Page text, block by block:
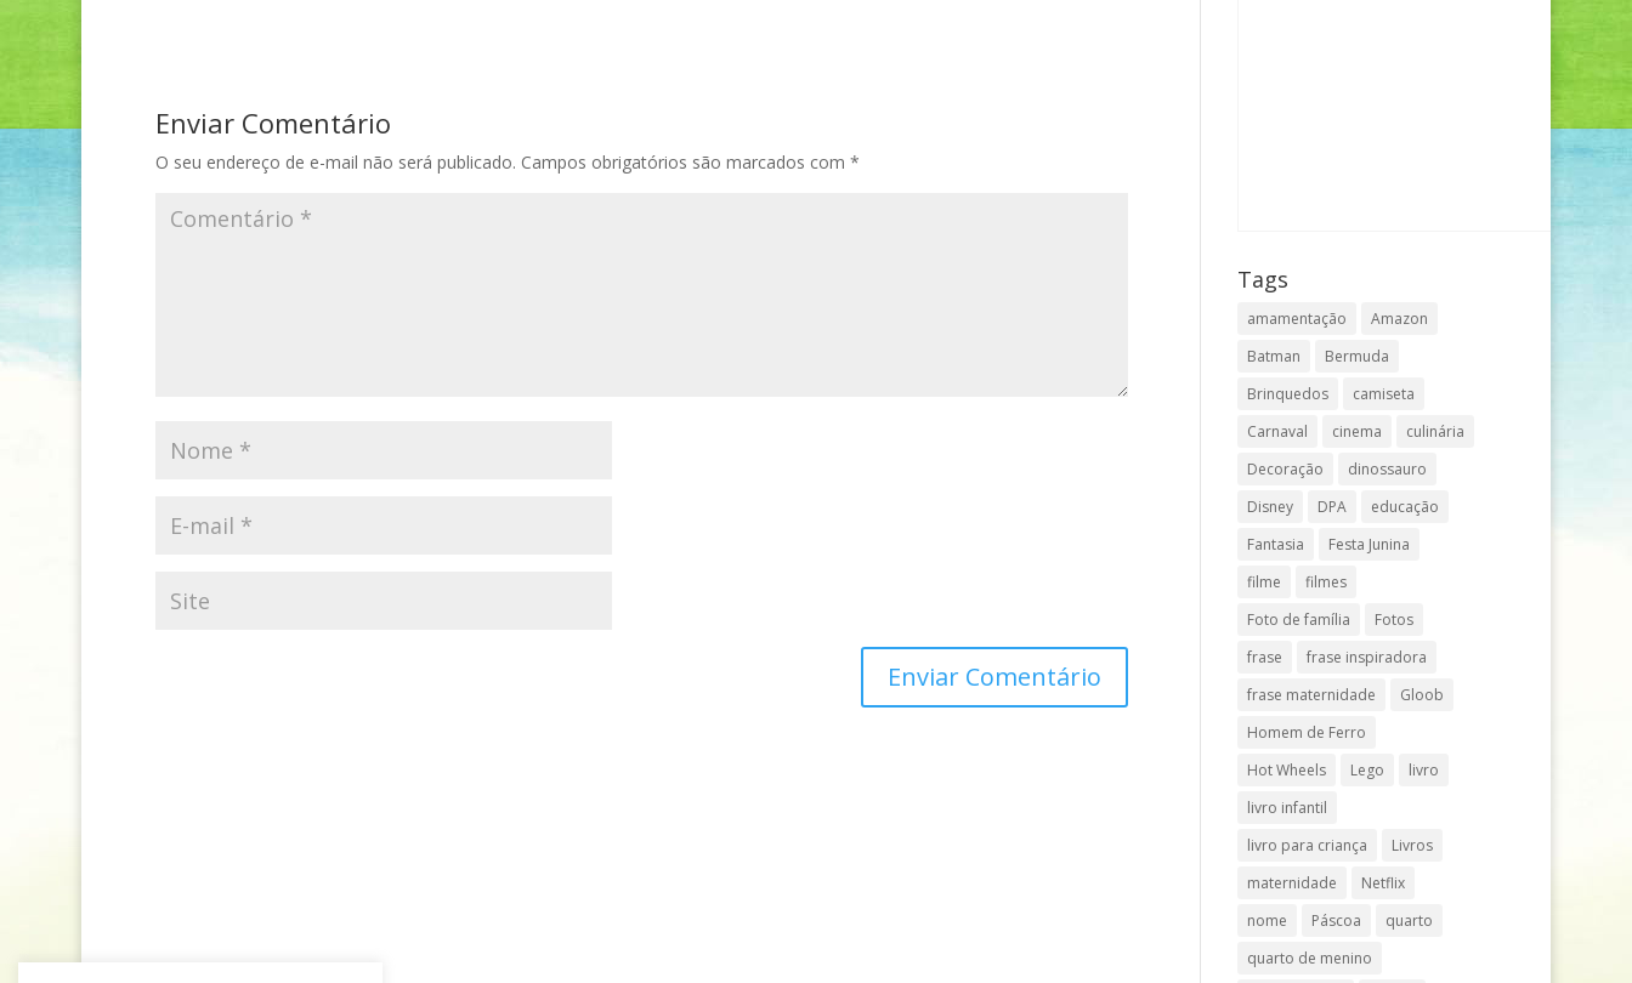
Enviar Comentário
O seu endereço de e-mail não será publicado. Campos obrigatórios são marcados com *
Tags
amamentação
Amazon
Batman
Bermuda
Brinquedos
camiseta
Carnaval
cinema
culinária
Decoração
dinossauro
Disney
DPA
educação
Fantasia
Festa Junina
filme
filmes
Foto de família
Fotos
frase
frase inspiradora
frase maternidade
Gloob
Homem de Ferro
Hot Wheels
Lego
livro
livro infantil
livro para criança
Livros
maternidade
Netflix
nome
Páscoa
quarto
quarto de menino